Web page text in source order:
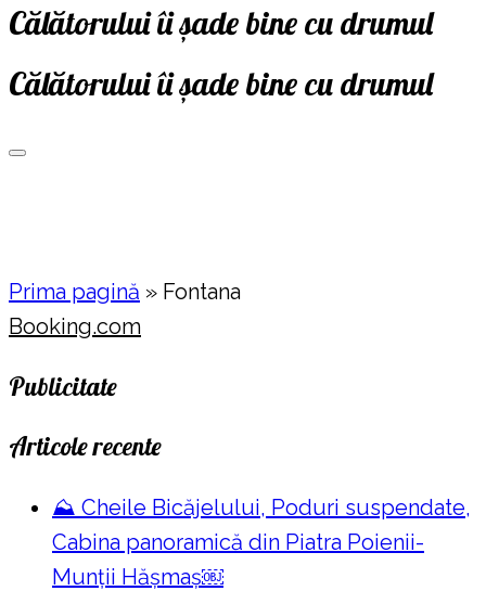
Călătorului îi șade bine cu drumul
Călătorului îi șade bine cu drumul
Prima pagină » Fontana
Booking.com
Publicitate
Articole recente
⛰️ Cheile Bicăjelului, Poduri suspendate,
Cabina panoramică din Piatra Poienii-
Munții Hășmaș￼